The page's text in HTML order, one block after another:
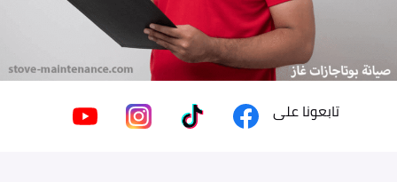
تابعونا على